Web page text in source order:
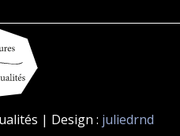
| Design : juliedrnd